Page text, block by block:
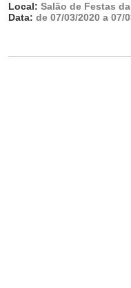
Local: Salão de Festas
Data: de 07/03/2020 a 07/